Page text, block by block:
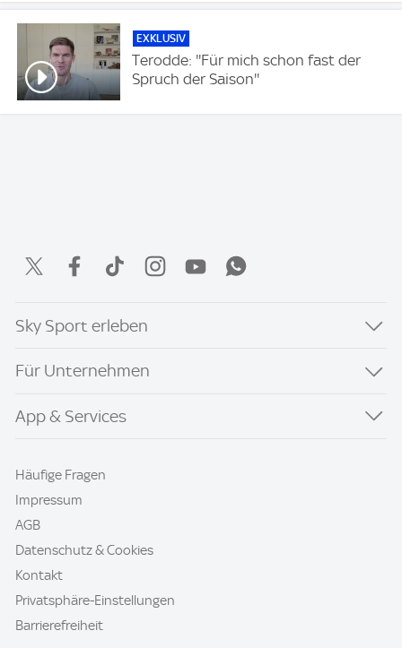
EXKLUSIV
Terodde: ''Für mich schon fast der
Spruch der Saison''
Sky Sport erleben
Für Unternehmen
App & Services
Häufige Fragen
Impressum
AGB
Datenschutz & Cookies
Kontakt
Privatsphäre-Einstellungen
Barrierefreiheit